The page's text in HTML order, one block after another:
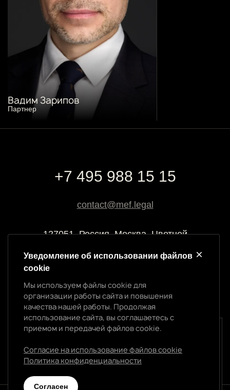
Вадим Зарипов
Партнер
+7 495 988 15 15
contact@mef.legal
127051, Россия, Москва, Цветной
Реквизиты компании
ООО “МЭФ ЛИГАЛ”
ИНН 7704874992
ОГРН 5147746145718
Политика конфиденциальности
Уведомление об использовании cookie
Мы используем файлы cookie для организации
работы сайта и повышения качества нашей работы.
приемом и передачей файлов cookie.
Уведомление об использовании файлов
cookie
Мы используем файлы cookie для
организации работы сайта и повышения
качества нашей работы. Продолжая
использование сайта, вы соглашаетесь с
приемом и передачей файлов cookie.
Согласие на использование файлов cookie
Политика конфиденциальности
Cогласен